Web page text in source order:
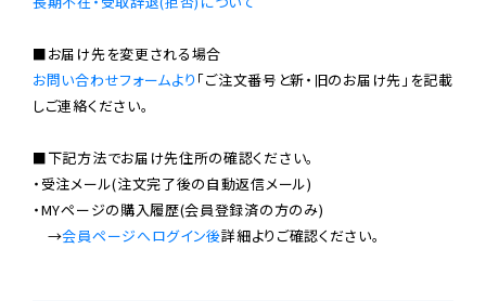
お問い合わせフォームより 「ご注文番号と新・旧のお届け先」を記載
しご連絡ください。
■下記方法でお届け先住所の確認ください。
・受注メール(注文完了後の自動返信メール)
・MYページの購入履歴(会員登録済の方のみ)
→会員ページへログイン後詳細よりご確認ください。